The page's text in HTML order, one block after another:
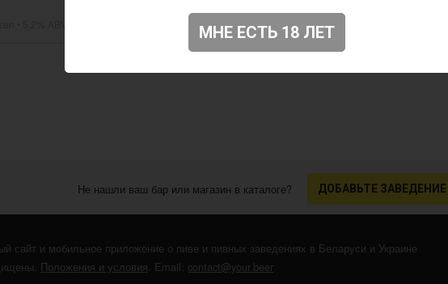
Не нашли ваш бар или магазин в каталоге? ДОБАВЬТЕ ЗАВЕДЕНИЕ
сайт и мобильное приложение о пиве и пивных заведениях в Беларуси и Украине
Положения и условия. Email: contact@your.beer
МНЕ ЕСТЬ 18 ЛЕТ